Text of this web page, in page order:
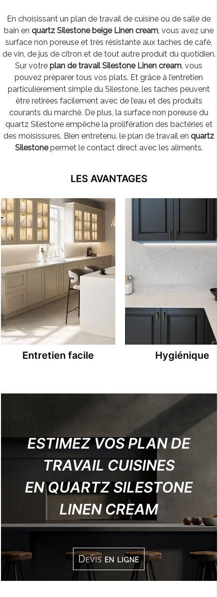
En choisissant un plan de travail de cuisine ou de salle de
bain enquartz Silestone beige Linen cream, vous avez une
surface non poreuse et très résistante aux taches de café,
de vin, de jus de citron et de tout autre produit du quotidien.
Sur votreplan de travail Silestone Linen cream, vous
pouvez préparer tous vos plats. Et grâce à l’entretien
particulièrement simple du Silestone, les taches peuvent
être retirées facilement avec de l’eau et des produits
courants du marché. De plus, la surface non poreuse du
quartz Silestone empêche la prolifération des bactéries et
des moisissures. Bien entretenu, le plan de travail enquartz
Silestonepermet le contact direct avec les aliments.
LES AVANTAGES
Entretien facile Hygiénique
ESTIMEZ VOS PLAN DE
TRAVAIL CUISINES
EN QUARTZ SILESTONE
LINEN CREAM
Devis en ligne